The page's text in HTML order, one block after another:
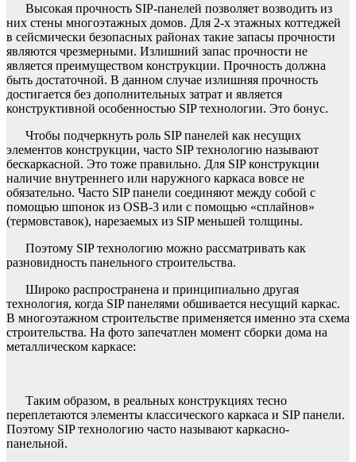
Высокая прочность SIP-панелей позволяет возводить из
них стены многоэтажных домов. Для 2-х этажных коттеджей
в сейсмически безопасных районах такие запасы прочности
являются чрезмерными. Излишний запас прочности не
является преимуществом конструкции. Прочность должна
быть достаточной. В данном случае излишняя прочность
достигается без дополнительных затрат и является
конструктивной особенностью SIP технологии. Это бонус.
Чтобы подчеркнуть роль SIP панелей как несущих
элементов конструкции, часто SIP технологию называют
бескаркасной. Это тоже правильно. Для SIP конструкции
наличие внутреннего или наружного каркаса вовсе не
обязательно. Часто SIP панели соединяют между собой с
помощью шпонок из OSB-3 или с помощью «сплайнов»
(термовставок), нарезаемых из SIP меньшей толщины.
Поэтому SIP технологию можно рассматривать как
разновидность панельного строительства.
Широко распространена и принципиально другая
технология, когда SIP панелями обшивается несущий каркас.
В многоэтажном строительстве применяется именно эта схема
строительства. На фото запечатлен момент сборки дома на
металлическом каркасе:
Таким образом, в реальных конструкциях тесно
переплетаются элементы классического каркаса и SIP панели.
Поэтому SIP технологию часто называют каркасно-
панельной.